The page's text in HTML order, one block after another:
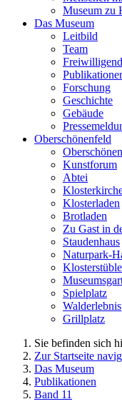
Museum zu
Das Museum
Leitbild
Team
Forschung
Geschichte
Gebäude
Oberschönenfeld
Kunstforum
Abtei
Klosterladen
Brotladen
Zu Gast in
Staudenhaus
Naturpark-
Klosterstüble
Spielplatz
Grillplatz
Sie befinden sich
Zur Startseite
Das Museum
Publikationen
Band 11